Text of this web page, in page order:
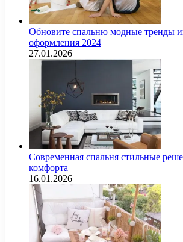
Обновите спальню модные тренды
оформления 2024
27.01.2026
Современная спальня стильные
комфорта
16.01.2026